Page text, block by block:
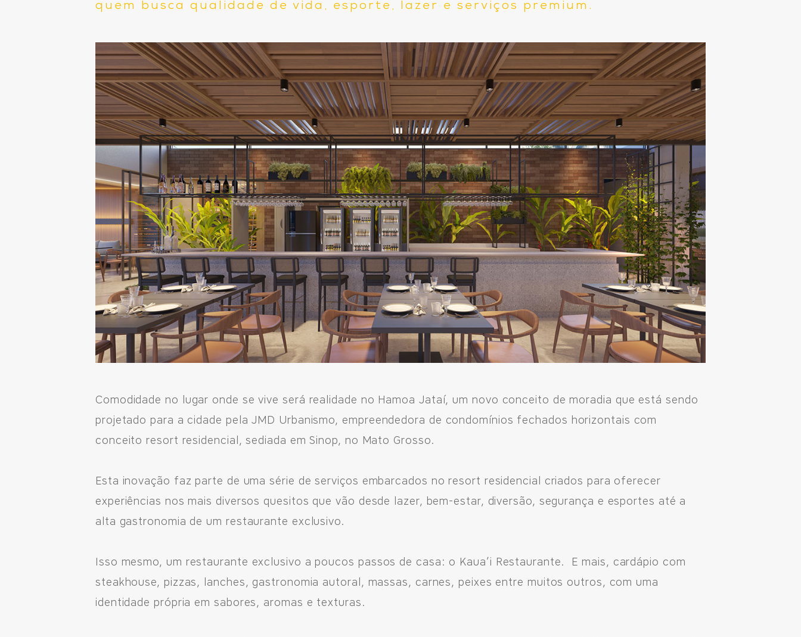
Fale Conosco
Avenida Eiffel, 819 - Aquarela das Artes Bairro Planejado,
Razão Social: Jmd Hamoa Urbanismo Ltda
CNPJ: 04.536.786/0001-17
556692085083
quem busca qualidade de vida, esporte, lazer e serviços premium.
Comodidade no lugar onde se vive será realidade no Hamoa Jataí, um novo conceito de moradia que está sendo
projetado para a cidade pela JMD Urbanismo, empreendedora de condomínios fechados horizontais com
conceito resort residencial, sediada em Sinop, no Mato Grosso.
Esta inovação faz parte de uma série de serviços embarcados no resort residencial criados para oferecer
experiências nos mais diversos quesitos que vão desde lazer, bem-estar, diversão, segurança e esportes até a
alta gastronomia de um restaurante exclusivo.
Isso mesmo, um restaurante exclusivo a poucos passos de casa: o Kaua’i Restaurante. E mais, cardápio com
steakhouse, pizzas, lanches, gastronomia autoral, massas, carnes, peixes entre muitos outros, com uma
identidade própria em sabores, aromas e texturas.